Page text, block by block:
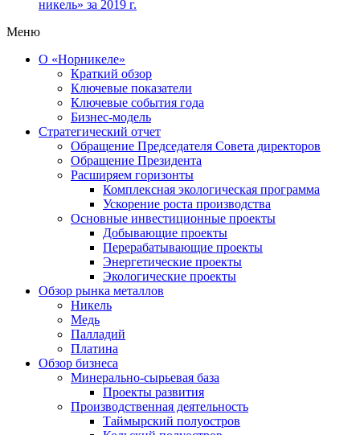
никель» за 2019 г.
Меню
О «Норникеле»
Краткий обзор
Ключевые показатели
Ключевые события года
Бизнес-модель
Стратегический отчет
Обращение Председателя Совета директоров
Обращение Президента
Расширяем горизонты
Комплексная экологическая программа
Ускорение роста производства
Основные инвестиционные проекты
Добывающие проекты
Перерабатывающие проекты
Энергетические проекты
Экологические проекты
Обзор рынка металлов
Никель
Медь
Палладий
Платина
Обзор бизнеса
Минерально-сырьевая база
Проекты развития
Производственная деятельность
Таймырский полуостров